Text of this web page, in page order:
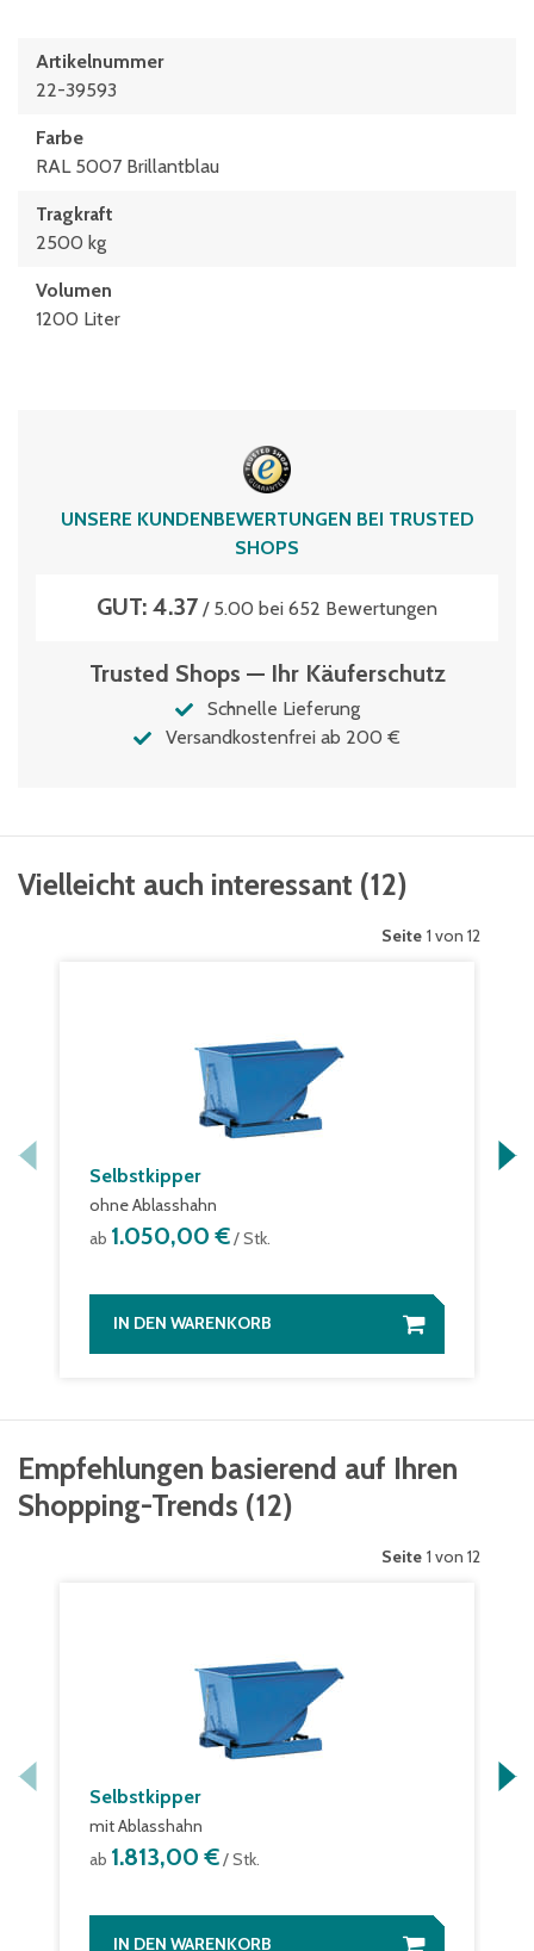
Artikelnummer
22-39593
Farbe
RAL 5007 Brillantblau
Tragkraft
2500 kg
Volumen
1200 Liter
UNSERE KUNDENBEWERTUNGEN BEI TRUSTED
SHOPS
GUT: 4.37 / 5.00 bei 652 Bewertungen
Trusted Shops — Ihr Käuferschutz
Schnelle Lieferung
Versandkostenfrei ab 200 €
Vielleicht auch interessant (12)
Seite 1 von 12
Selbstkipper
ohne Ablasshahn
ab 1.050,00 €/ Stk.
IN DEN WARENKORB
Empfehlungen basierend auf Ihren
Shopping-Trends (12)
Seite 1 von 12
Selbstkipper
mit Ablasshahn
ab 1.813,00 €/ Stk.
IN DEN WARENKORB